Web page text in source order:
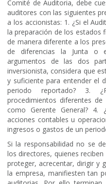
Comité de Auditoria, debe
auditores con las siguientes
a los accionistas: 1. ¿Si el
la preparación de los estados
de manera diferente a los
de diferencias la Junta o
argumentos de las dos
inversionista, considera que
y suficiente para entender el
periodo reportado? 3.
procedimientos diferentes
como Gerente General? 4.
acciones contables u
ingresos o gastos de un
Si la responsabilidad no se
los directores, quienes
proteger, acrecentar, dirigir y
la empresa, manifiesten tan